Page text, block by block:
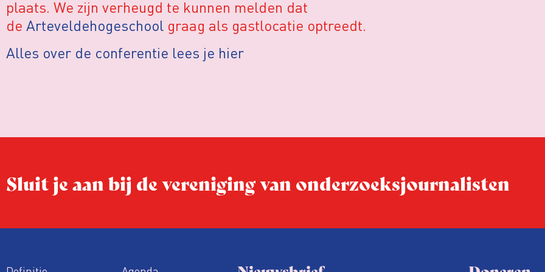
plaats. We zijn verheugd te kunnen melden dat
de Arteveldehogeschool graag als gastlocatie optreedt.
Alles over de conferentie lees je hier
Sluit je aan bij de vereniging van onderzoeks­journalisten